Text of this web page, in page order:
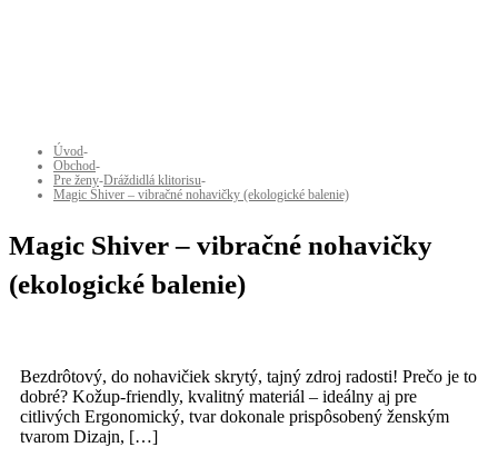
Úvod-
Obchod-
Pre ženy-Dráždidlá klitorisu-
Magic Shiver – vibračné nohavičky (ekologické balenie)
Magic Shiver – vibračné nohavičky
(ekologické balenie)
Bezdrôtový, do nohavičiek skrytý, tajný zdroj radosti! Prečo je to
dobré? Kožup-friendly, kvalitný materiál – ideálny aj pre
citlivých Ergonomický, tvar dokonale prispôsobený ženským
tvarom Dizajn, […]